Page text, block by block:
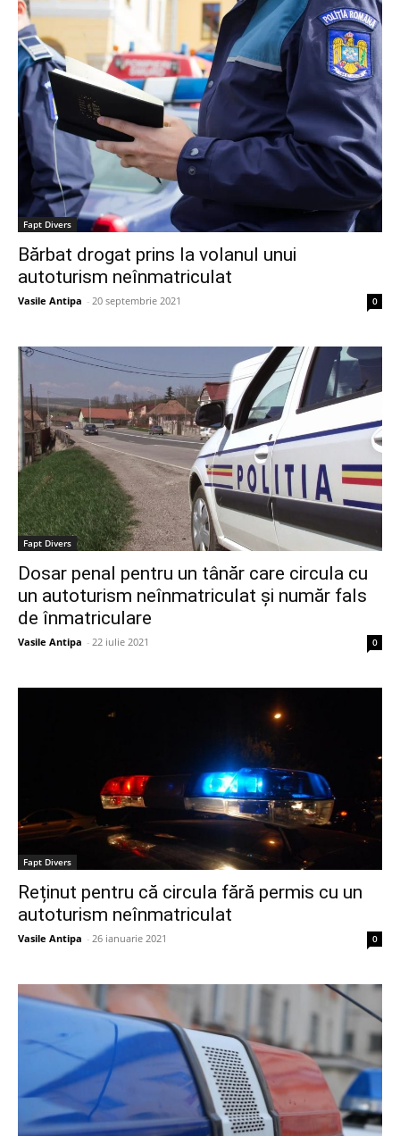
Fapt Divers
Bărbat drogat prins la volanul unui
autoturism neînmatriculat
Vasile Antipa - 20 septembrie 2021 0
Fapt Divers
Dosar penal pentru un tânăr care circula cu
un autoturism neînmatriculat și număr fals
de înmatriculare
Vasile Antipa - 22 iulie 2021 0
Fapt Divers
Reținut pentru că circula fără permis cu un
autoturism neînmatriculat
Vasile Antipa - 26 ianuarie 2021 0